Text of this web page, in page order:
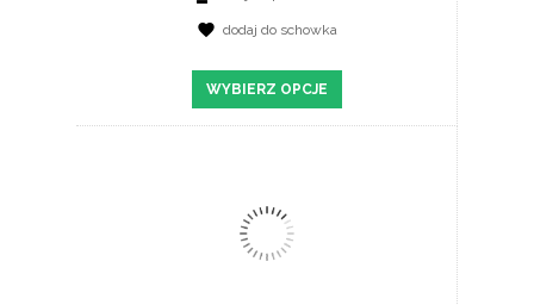
dodaj do schowka
WYBIERZ OPCJE